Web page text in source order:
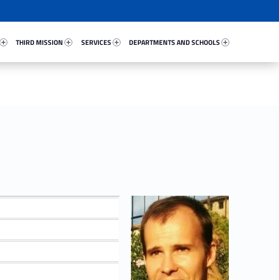
THIRD MISSION
SERVICES
DEPARTMENTS AND SCHOOLS